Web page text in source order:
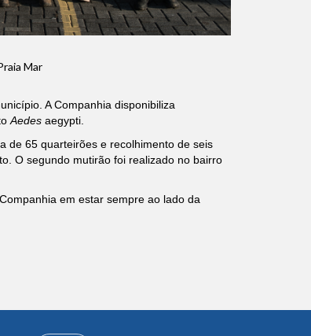
Mar
A Companhia disponibiliza
Aedesaegypti.
de 65 quarteirões e recolhimento de seis
O segundo mutirão foi realizado no bairro
em estar sempre ao lado da